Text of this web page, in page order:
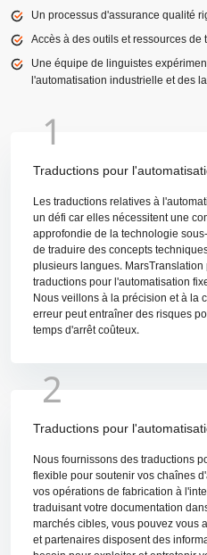
1
Traductions pour
Les traductions relatives à
un défi car elles nécessitent une
approfondie de la technologie
de traduire des concepts
plusieurs langues.
traductions pour l'automatisation
Nous veillons à la précision et à la
erreur peut entraîner des risques
temps d'arrêt coûteux.
2
Traductions pour
Nous fournissons des traductions
flexible pour soutenir vos chaînes
vos opérations de fabrication à
traduisant votre documentation
marchés cibles, vous pouvez vous
et partenaires disposent des
Un processus d'assurance qualité
Accès à des outils et ressources
Une équipe de linguistes
l'automatisation industrielle et des